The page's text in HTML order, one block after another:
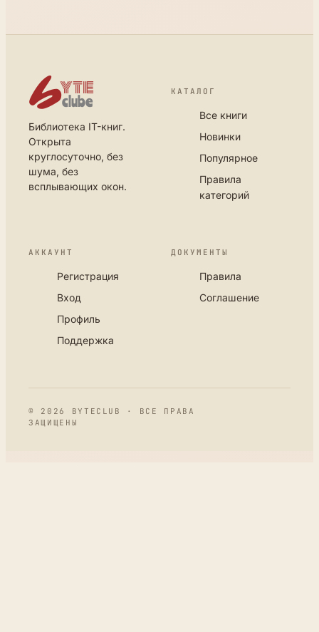
Библиотека IT-книг.
Открыта
круглосуточно, без
шума, без
всплывающих окон.
КАТАЛОГ
Все книги
Новинки
Популярное
Правила
категорий
АККАУНТ
Регистрация
Вход
Профиль
Поддержка
ДОКУМЕНТЫ
Правила
Соглашение
© 2026 BYTECLUB · ВСЕ ПРАВА
ЗАЩИЩЕНЫ